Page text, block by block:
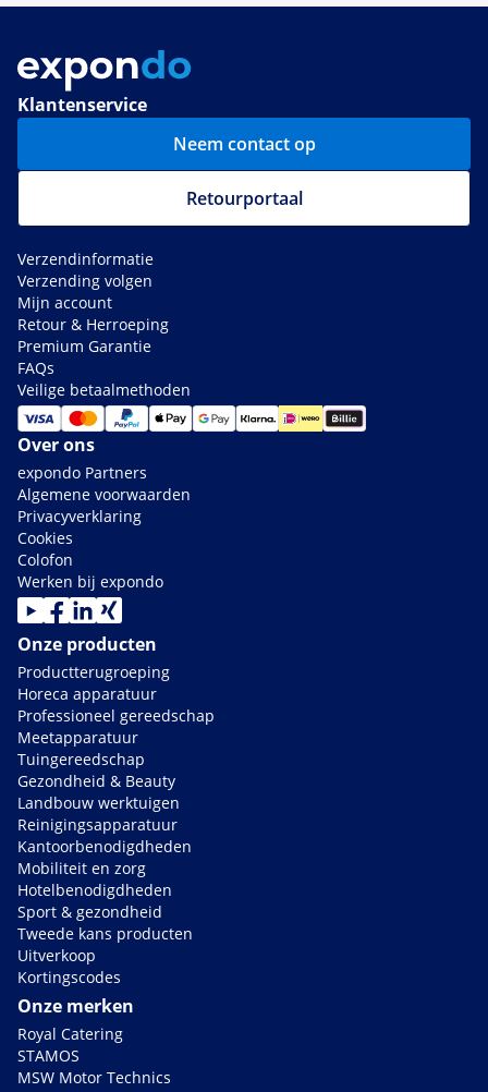
Klantenservice
Neem contact op
Retourportaal
Verzendinformatie
Verzending volgen
Mijn account
Retour & Herroeping
Premium Garantie
FAQs
Veilige betaalmethoden
Over ons
expondo Partners
Algemene voorwaarden
Privacyverklaring
Cookies
Colofon
Werken bij expondo
Onze producten
Productterugroeping
Horeca apparatuur
Professioneel gereedschap
Meetapparatuur
Tuingereedschap
Gezondheid & Beauty
Landbouw werktuigen
Reinigingsapparatuur
Kantoorbenodigdheden
Mobiliteit en zorg
Hotelbenodigdheden
Sport & gezondheid
Tweede kans producten
Uitverkoop
Kortingscodes
Onze merken
Royal Catering
STAMOS
MSW Motor Technics